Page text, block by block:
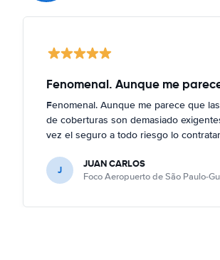
Fenomenal. Aunque me
Fenomenal. Aunque me parece que
de coberturas son demasiado
vez el seguro a todo riesgo lo
J JUAN CARLOS
Foco Aeropuerto de São Paulo-